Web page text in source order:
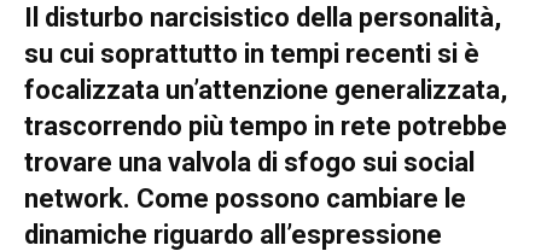
Il disturbo narcisistico della personalità,
su cui soprattutto in tempi recenti si è
focalizzata un’attenzione generalizzata,
trascorrendo più tempo in rete potrebbe
trovare una valvola di sfogo sui social
network. Come possono cambiare le
dinamiche riguardo all’espressione